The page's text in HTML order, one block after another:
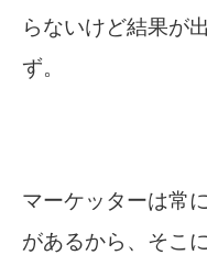
らないけど結果が
ず。
マーケッターは常
があるから、そこ